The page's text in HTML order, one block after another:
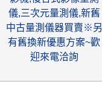
儀,三次元量測儀,新舊
中古量測儀器買賣※另
有舊換新優惠方案~歡
迎來電洽詢